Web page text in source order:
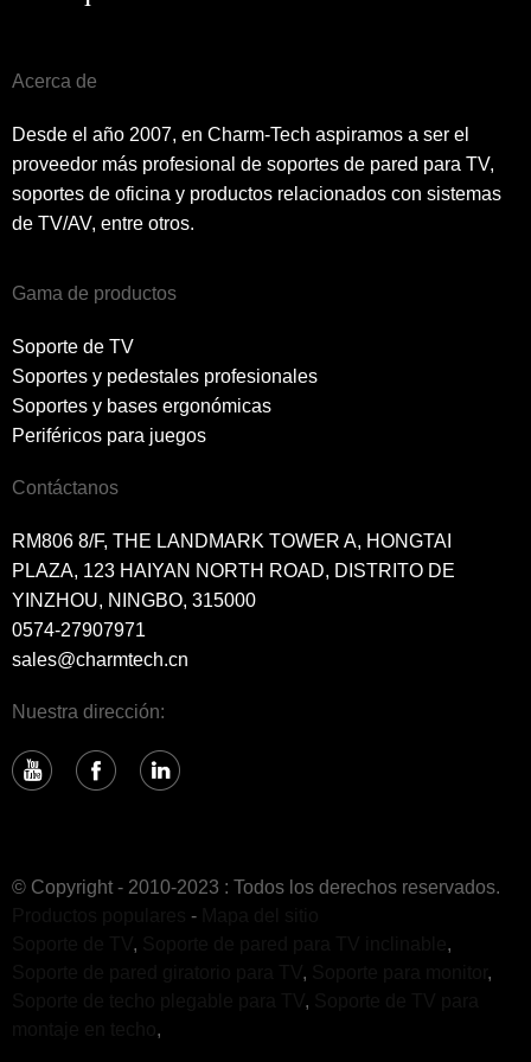
Acerca de
Desde el año 2007, en Charm-Tech aspiramos a ser el
proveedor más profesional de soportes de pared para TV,
soportes de oficina y productos relacionados con sistemas
de TV/AV, entre otros.
Gama de productos
Soporte de TV
Soportes y pedestales profesionales
Soportes y bases ergonómicas
Periféricos para juegos
Contáctanos
RM806 8/F, THE LANDMARK TOWER A, HONGTAI
PLAZA, 123 HAIYAN NORTH ROAD, DISTRITO DE
YINZHOU, NINGBO, 315000
0574-27907971
sales@charmtech.cn
Nuestra dirección:
© Copyright - 2010-2023 : Todos los derechos reservados.
-
,
,
,
,
,
,